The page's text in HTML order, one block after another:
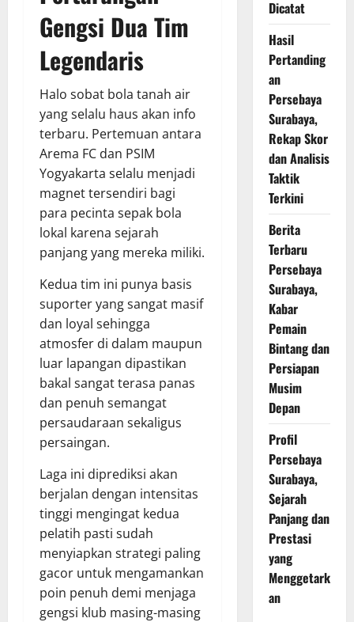
Gengsi Dua Tim
Legendaris
Halo sobat bola tanah air
yang selalu haus akan info
terbaru. Pertemuan antara
Arema FC dan PSIM
Yogyakarta selalu menjadi
magnet tersendiri bagi
para pecinta sepak bola
lokal karena sejarah
panjang yang mereka miliki.
Kedua tim ini punya basis
suporter yang sangat masif
dan loyal sehingga
atmosfer di dalam maupun
luar lapangan dipastikan
bakal sangat terasa panas
dan penuh semangat
persaudaraan sekaligus
persaingan.
Laga ini diprediksi akan
berjalan dengan intensitas
tinggi mengingat kedua
pelatih pasti sudah
menyiapkan strategi paling
gacor untuk mengamankan
poin penuh demi menjaga
gengsi klub masing-masing
Dicatat
Hasil
Pertanding
an
Persebaya
Surabaya,
Rekap Skor
dan Analisis
Taktik
Terkini
Berita
Terbaru
Persebaya
Surabaya,
Kabar
Pemain
Bintang dan
Persiapan
Musim
Depan
Profil
Persebaya
Surabaya,
Sejarah
Panjang dan
Prestasi
yang
Menggetark
an